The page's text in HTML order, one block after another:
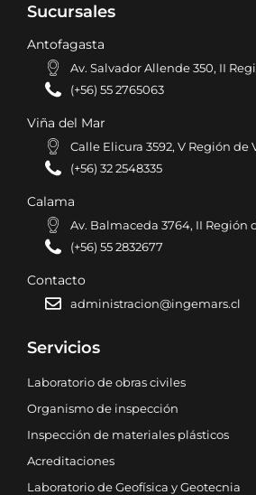
Sucursales
Antofagasta
Av. Salvador Allende 350, II
(+56) 55 2765063
Viña del Mar
Calle Elicura 3592, V Región de
(+56) 32 2548335
Calama
Av. Balmaceda 3764, II Región
(+56) 55 2832677
Contacto
administracion@ingemars.cl
Servicios
Laboratorio de obras civiles
Organismo de inspección
Inspección de materiales plásticos
Acreditaciones
Laboratorio de Geofísica y Geotecnia